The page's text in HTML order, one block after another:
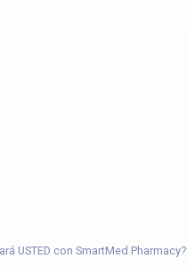
USTED con SmartMed Pharmacy?